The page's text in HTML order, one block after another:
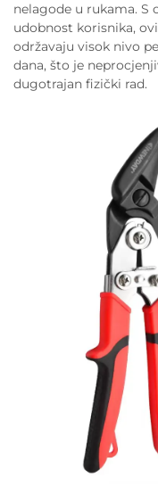
nelagode u rukama. S
udobnost korisnika,
održavaju visok nivo
dana, što je
dugotrajan fizički rad.